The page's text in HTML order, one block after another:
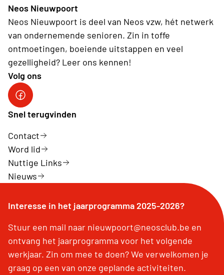
Neos Nieuwpoort
Neos Nieuwpoort is deel van Neos vzw, hét netwerk
van ondernemende senioren. Zin in toffe
ontmoetingen, boeiende uitstappen en veel
gezelligheid? Leer ons kennen!
Volg ons
Neos-Nieuwpoort
Snel terugvinden
Contact
Word lid
Nuttige Links
Nieuws
Interesse in het jaarprogramma 2025-2026?
Stuur een mail naar nieuwpoort@neosclub.be en
ontvang het jaarprogramma voor het volgende
werkjaar. Zin om mee te doen? We verwelkomen je
graag op een van onze geplande activiteiten.